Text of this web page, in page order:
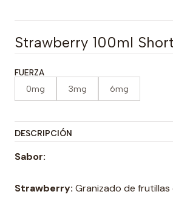
Strawberry 100ml
FUERZA
0mg 3mg 6mg
DESCRIPCIÓN
Sabor:
Strawberry: Granizado de frutillas